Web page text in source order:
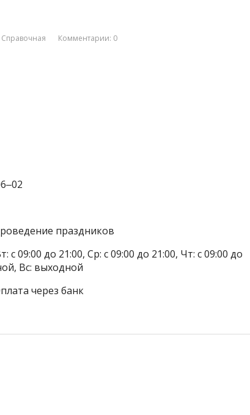
Справочная Комментарии: 0
праздников
09:00 до 21:00, Ср: с 09:00 до 21:00, Чт: с 09:00 до
Вс: выходной
через банк